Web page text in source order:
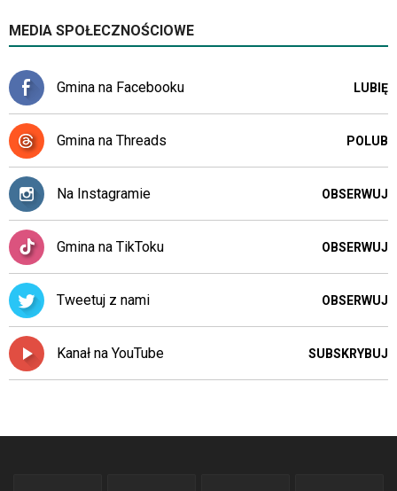
oraz
być
wyposażone
w
dedykowane
skróty
klawiaturowe
przyjęte
dla
danej
platformy.
MEDIA SPOŁECZNOŚCIOWE
Gmina na Facebooku LUBIĘ
Gmina na Threads POLUB
Na Instagramie OBSERWUJ
Gmina na TikToku OBSERWUJ
Tweetuj z nami OBSERWUJ
Kanał na YouTube SUBSKRYBUJ